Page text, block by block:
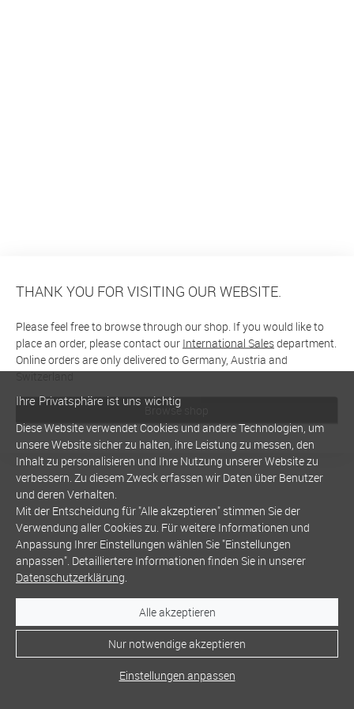
THANK YOU FOR VISITING OUR WEBSITE.
Please feel free to browse through our shop. If you would like to
place an order, please contact our International Salesdepartment.
Online orders are only delivered to Germany, Austria and
Switzerland
Browse shop
Ihre Privatsphäre ist uns wichtig
Diese Website verwendet Cookies und andere Technologien, um
unsere Website sicher zu halten, ihre Leistung zu messen, den
Inhalt zu personalisieren und Ihre Nutzung unserer Website zu
verbessern. Zu diesem Zweck erfassen wir Daten über Benutzer
und deren Verhalten.
Mit der Entscheidung für "Alle akzeptieren" stimmen Sie der
Verwendung aller Cookies zu. Für weitere Informationen und
Anpassung Ihrer Einstellungen wählen Sie "Einstellungen
anpassen". Detailliertere Informationen finden Sie in unserer
Datenschutzerklärung.
Alle akzeptieren
Nur notwendige akzeptieren
Einstellungen anpassen